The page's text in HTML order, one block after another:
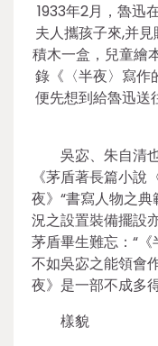
1933年2月，魯迅
夫人攜孩子來,并
積木一盒，兒童繪
錄《〈半夜〉寫作
便先想到給魯迅送
吳宓、朱自清
《茅盾著長篇小
夜》“書寫人物之
況之設置裝備擺設
茅盾畢生難忘：“
不如吳宓之能領會
夜》是一部不成多
樣貌